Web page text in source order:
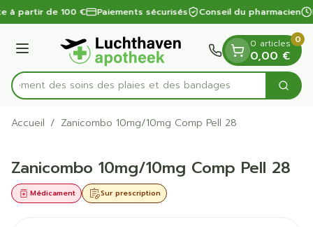
Aller au contenu
1 de 1
à partir de 100 € Paiements sécurisés Conseil du pharmacien
Menu
Rechercherdes soins des plaies et des bandages
0 articles
0,00 €
0
Accueil / Zanicombo 10mg/10mg Comp Pell 28
Zanicombo 10mg/10mg Comp Pell 28
Sur prescription
Médicament